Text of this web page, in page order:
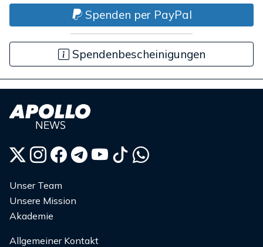
Spenden per PayPal
Spendenbescheinigungen
Unser Team
Unsere Mission
Akademie
Allgemeiner Kontakt